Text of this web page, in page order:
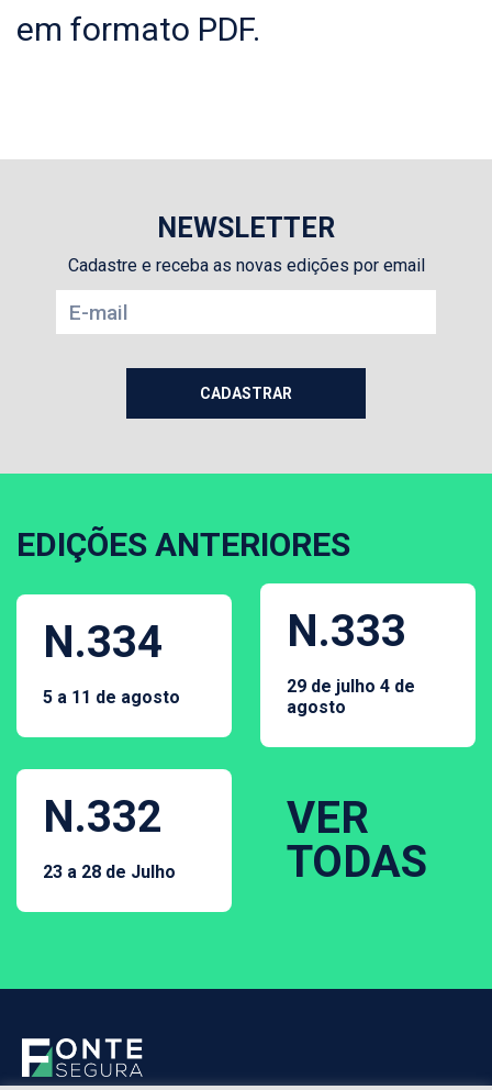
em formato PDF.
NEWSLETTER
Cadastre e receba as novas edições por email
EDIÇÕES ANTERIORES
N.334
5 a 11 de agosto
N.333
29 de julho 4 de
agosto
N.332
23 a 28 de Julho
VER
TODAS